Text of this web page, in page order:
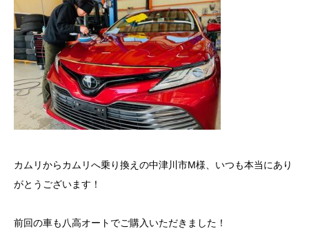
カムリからカムリへ乗り換えの中津川市M様、いつも本当にあり
がとうございます！
前回の車も八高オートでご購入いただきました！